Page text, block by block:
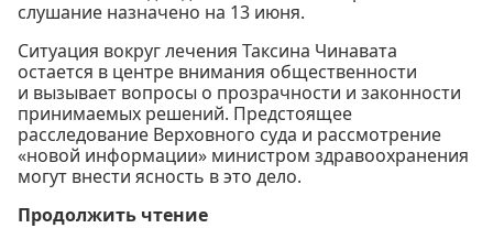
слушание назначено на 13 июня.
Ситуация вокруг лечения Таксина Чинавата
остается в центре внимания общественности
и вызывает вопросы о прозрачности и законности
принимаемых решений. Предстоящее
расследование Верховного суда и рассмотрение
«новой информации» министром здравоохранения
могут внести ясность в это дело.
Продолжить чтение